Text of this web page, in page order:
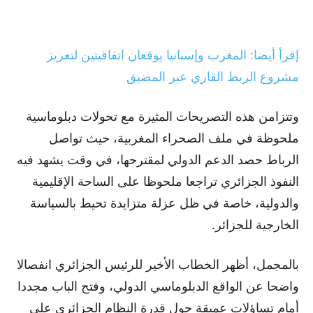
إقرأ أيضا: المغرب وإسبانيا يوقعان اتفاقيتين لتعزيز
مشروع الربط القاري عبر المضيق
وتتزامن هذه التصريحات المثيرة مع تحولات دبلوماسية
ملحوظة في ملف الصحراء المغربية، حيث تواصل
الرباط حصد الدعم الدولي لمقترحها، في وقت يشهد فيه
النفوذ الجزائري تراجعا ملحوظا على الساحة الإقليمية
والدولية، خاصة في ظل عزلة متزايدة تحيط بالسياسة
الخارجية للجزائر.
بالمجمل، أظهر الخطاب الأخير للرئيس الجزائري انفصالا
واضحا عن الواقع الدبلوماسي الدولي، وفتح الباب مجددا
أمام تساؤلات عميقة حول قدرة النظام الجزائري على